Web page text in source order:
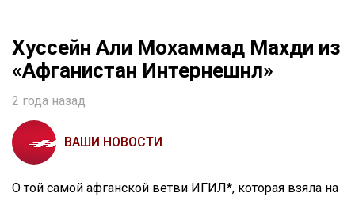
Хуссейн Али Мохаммад Махди из
«Афганистан Интернешнл»
2 года назад
ВАШИ НОВОСТИ
О той самой афганской ветви ИГИЛ*, которая взяла на